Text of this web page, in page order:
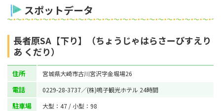
スポットデータ
長者原SA【下り】（ちょうじゃはらさーびすえり
あ くだり）
住所 宮城県大崎市古川宮沢字金堀場26
電話 0229-28-3737／(株)鳴子観光ホテル 24時間
駐車場 大型：47 / 小型：98